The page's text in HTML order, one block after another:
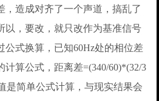
，造成对齐了一个声道，搞乱了
以，要改，就只改作为基准信号
公式换算，已知60Hz处的相位差
计算公式，距离差=(340/60)*(32/3
是简单公式计算，与现实结果会